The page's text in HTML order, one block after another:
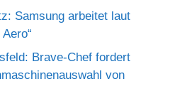
Samsung arbeitet laut
Brave-Chef fordert
von